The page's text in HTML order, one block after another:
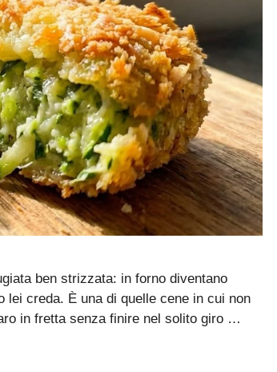
ben strizzata: in forno diventano
creda. È una di quelle cene in cui non
in fretta senza finire nel solito giro …